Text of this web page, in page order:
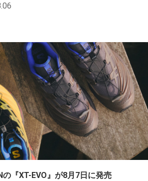
『XT-EVO』が8月7日に発売